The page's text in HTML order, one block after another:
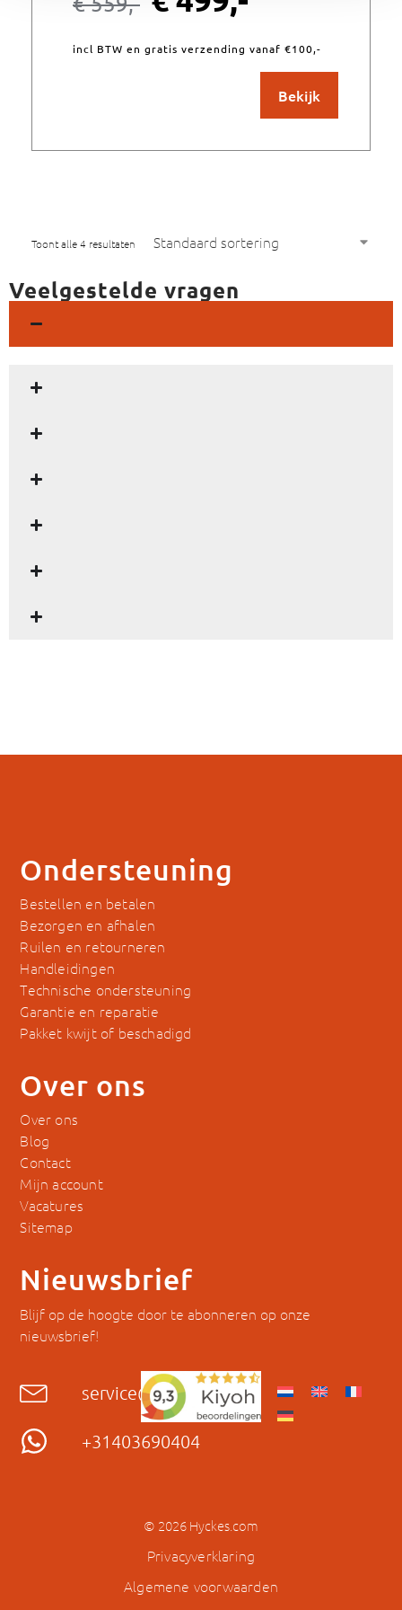
incl BTW en gratis verzending vanaf €100,-
Bekijk
Toont alle 4 resultaten
Veelgestelde vragen
Ondersteuning
Bestellen en betalen
Bezorgen en afhalen
Ruilen en retourneren
Handleidingen
Technische ondersteuning
Garantie en reparatie
Pakket kwijt of beschadigd
Over ons
Over ons
Blog
Contact
Mijn account
Vacatures
Sitemap
Nieuwsbrief
Blijf op de hoogte door te abonneren op onze
nieuwsbrief!
service@hyckes.com
+31403690404
© 2026 Hyckes.com
Privacyverklaring
Algemene voorwaarden